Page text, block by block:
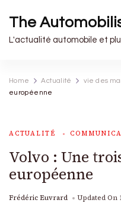
The
L'actualité automobile et
Home Actualité vie des
européenne
ACTUALITÉ
Volvo : Une
européenne
Frédéric Euvrard Updated On